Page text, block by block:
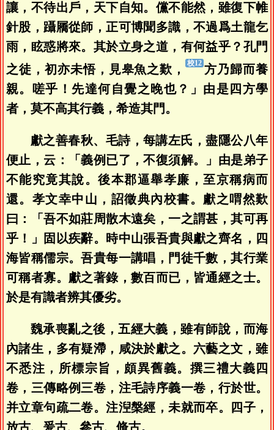
讓，不待出戶，天下自知。儻不能然，雖復下帷
針股，躡屩從師，正可博聞多識，不過爲土龍乞
雨，眩惑將來。其於立身之道，有何益乎？孔門
之徒，初亦未悟，見皋魚之歎，
方乃歸而養
親。嗟乎！先達何自覺之晚也？」由是四方學
者，莫不高其行義，希造其門。
獻之善春秋、毛詩，每講左氏，盡隱公八年
便止，云：「義例已了，不復須解。」由是弟子
不能究竟其說。後本郡逼舉孝廉，至京稱病而
還。孝文幸中山，詔徵典內校書。獻之喟然歎
曰：「吾不如莊周散木遠矣，一之謂甚，其可再
乎！」固以疾辭。時中山張吾貴與獻之齊名，四
海皆稱儒宗。吾貴每一講唱，門徒千數，其行業
可稱者寡。獻之著錄，數百而已，皆通經之士。
於是有識者辨其優劣。
魏承喪亂之後，五經大義，雖有師說，而海
內諸生，多有疑滯，咸決於獻之。六藝之文，雖
不悉注，所標宗旨，頗異舊義。撰三禮大義四
卷，三傳略例三卷，注毛詩序義一卷，行於世。
并立章句疏二卷。注湼槃經，未就而卒。四子，
放古、爰古、參古、脩古。